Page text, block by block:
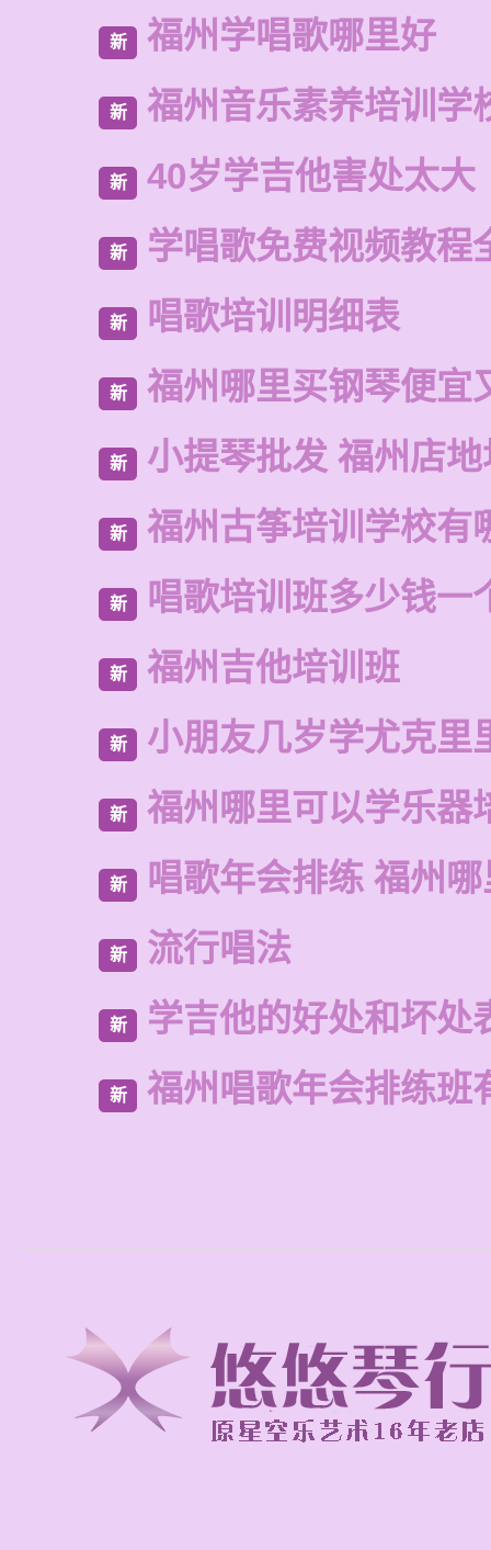
新 福州学唱歌哪里好
新 福州音乐素养培训学
新 40岁学吉他害处太大
新 学唱歌免费视频教程
新 唱歌培训明细表
新 福州哪里买钢琴便宜
新 小提琴批发 福州店
新 福州古筝培训学校有
新 唱歌培训班多少钱一
新 福州吉他培训班
新 小朋友几岁学尤克里
新 福州哪里可以学乐器
新 唱歌年会排练 福州
新 流行唱法
新 学吉他的好处和坏处
新 福州唱歌年会排练班